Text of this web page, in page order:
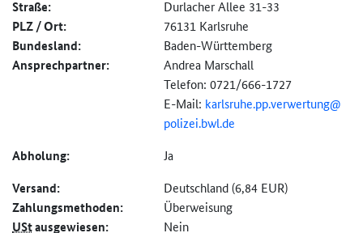
Straße: Durlacher Allee 31-33
PLZ / Ort: 76131 Karlsruhe
Bundesland: Baden-Württemberg
Ansprechpartner:
Andrea Marschall
Telefon: 0721/666-1727
E-Mail: karlsruhe.pp.verwertung@
polizei.bwl.de
Abholung: Ja
Versand: Deutschland (6,84 EUR)
Zahlungs­methoden: Überweisung
UStausgewiesen: Nein